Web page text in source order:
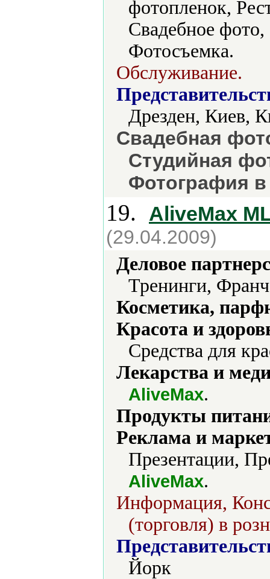
фотопленок,
Свадебное
Фотосъемка.
Обслуживание.
Дрезден, Киев,
Свадебная
Студийная
Фотография
19. AliveMax
(29.04.2009)
Деловое
Тренинги,
Косметика,
Красота и
Средства для
Лекарства и
AliveMax.
Продукты
Реклама и
Презентации,
AliveMax.
Информация,
(торговля) в
Йорк